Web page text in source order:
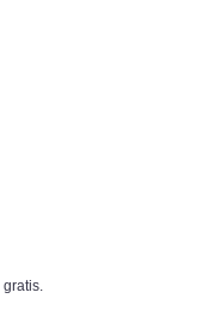
gratis.